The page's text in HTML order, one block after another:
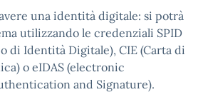
una identità digitale: si potrà
utilizzando le credenziali SPID
di Identità Digitale), CIE (Carta di
o eIDAS (electronic
and Signature).